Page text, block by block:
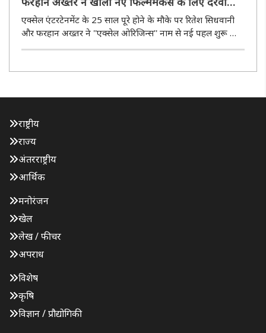
लॉन्च किया 'एक्सेल ओरिजिन'
एक्सेल एंटरटेनमेंट के 25 साल पूरे होने के मौके पर रितेश सिधवानी
और फरहान अख्तर ने ''एक्सेल ओरिजिन्स'' नाम से नई पहल शुरू की
राष्ट्रीय
राज्य
अंतरराष्ट्रीय
आर्थिक
मनोरंजन
खेल
लेख / फीचर
अपराध
विशेष
कृषि
विज्ञान / प्रौद्योगिकी